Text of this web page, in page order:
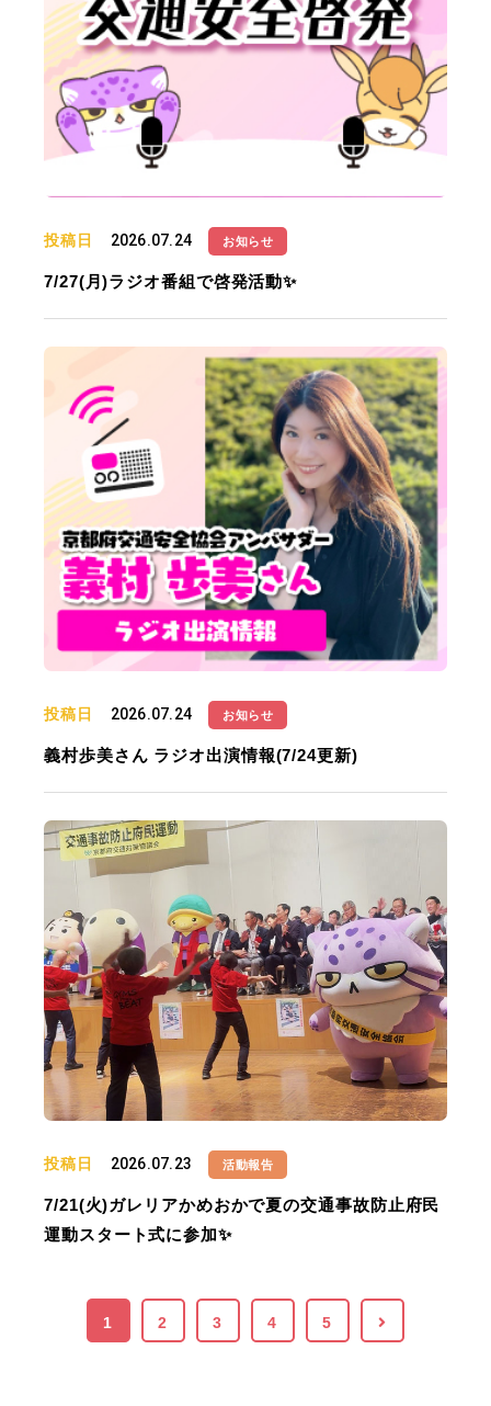
投稿日 2026.07.24 お知らせ
7/27(月)ラジオ番組で啓発活動✨
投稿日 2026.07.24 お知らせ
義村歩美さん ラジオ出演情報(7/24更新)
投稿日 2026.07.23 活動報告
7/21(火)ガレリアかめおかで夏の交通事故防止府民
運動スタート式に参加✨
1 2 3 4 5